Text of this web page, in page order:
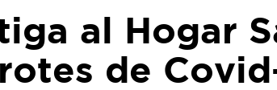
al Hogar
de